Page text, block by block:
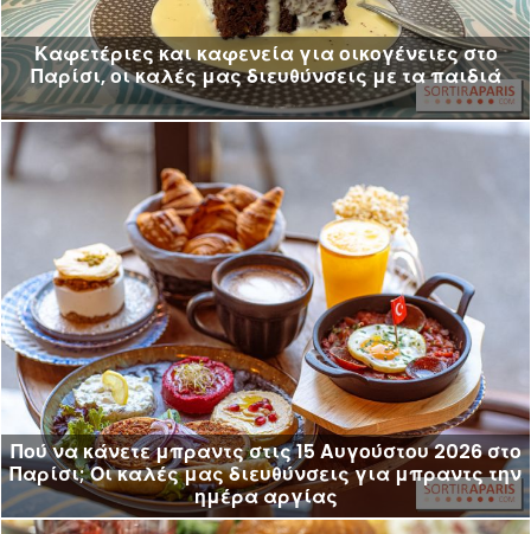
Καφετέριες και καφενεία για οικογένειες στο
Παρίσι, οι καλές μας διευθύνσεις με τα παιδιά
Πού να κάνετε μπραντς στις 15 Αυγούστου 2026 στο
Παρίσι; Οι καλές μας διευθύνσεις για μπραντς την
ημέρα αργίας